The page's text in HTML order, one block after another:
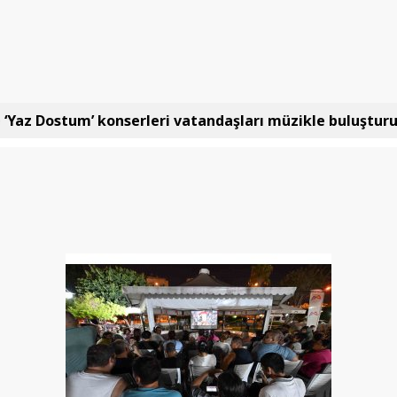
‘Yaz Dostum’ konserleri vatandaşları müzikle